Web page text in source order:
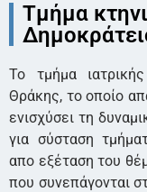
Τμήμα
Το τμήμα
Θράκης, το οποίο
ενισχύσει τη
για σύσταση
απο εξέταση του
που συνεπάγονται